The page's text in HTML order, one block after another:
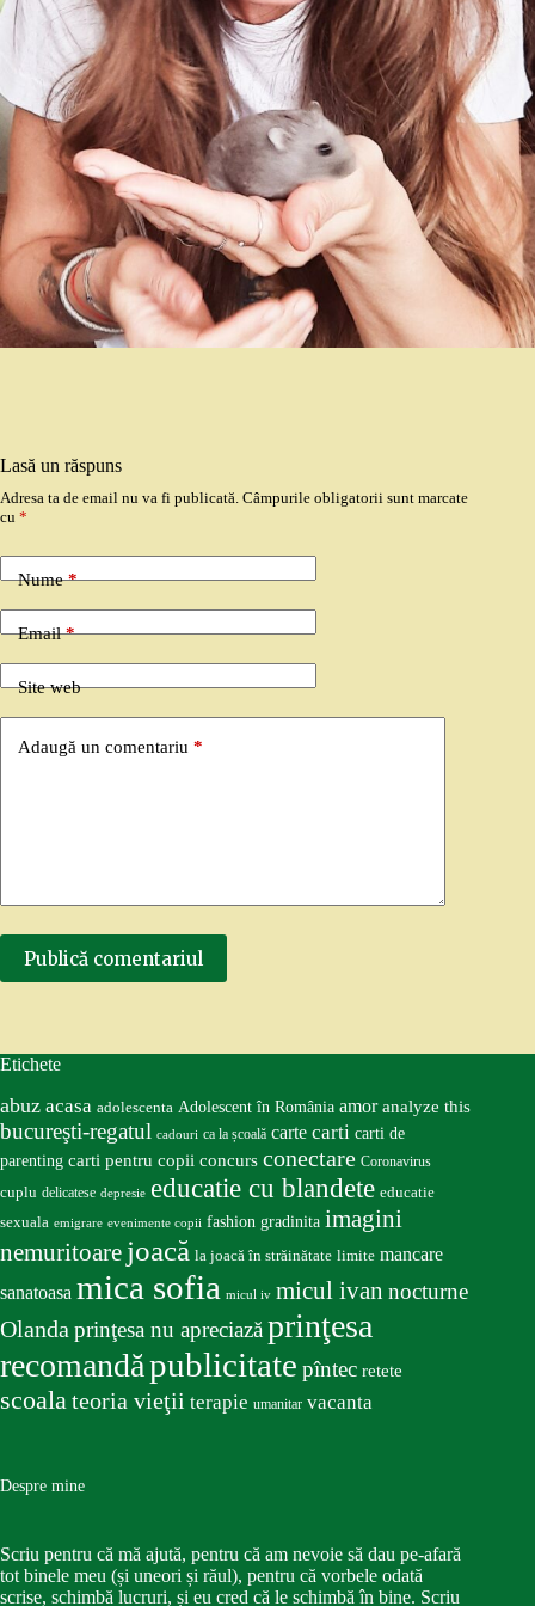
Lasă un răspuns
Adresa ta de email nu va fi publicată. Câmpurile obligatorii sunt marcate
cu *
Nume*
Email*
Site web
Adaugă un comentariu *
Publică comentariul
Etichete
abuz acasa adolescenta Adolescent în România amor analyze this
bucureşti-regatul cadouri ca la școală carte carti carti de
parenting carti pentru copii concurs conectare Coronavirus
cuplu delicatese depresie educatie cu blandete educatie
sexuala emigrare evenimente copii fashion gradinita imagini
nemuritoare joacă la joacă în străinătate limite mancare
sanatoasa mica sofia micul iv micul ivan nocturne
Olandaprinţesa nu apreciazăprinţesa
recomandăpublicitate pîntec retete
scoalateoria vieţii terapie umanitar vacanta
Despre mine
Scriu pentru că mă ajută, pentru că am nevoie să dau pe-afară
tot binele meu (și uneori și răul), pentru că vorbele odată
scrise, schimbă lucruri, și eu cred că le schimbă în bine. Scriu